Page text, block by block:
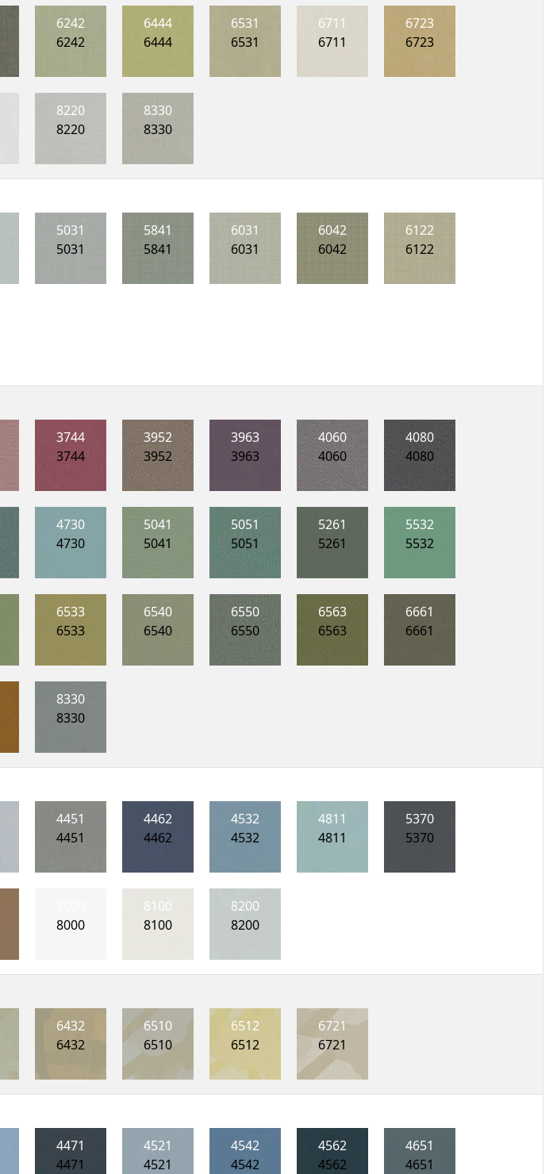
6242
6242
6444
6444
6531
6531
6711
6711
6723
6723
8220
8220
8330
8330
5031
5031
5841
5841
6031
6031
6042
6042
6122
6122
3744
3744
3952
3952
3963
3963
4060
4060
4080
4080
4730
4730
5041
5041
5051
5051
5261
5261
5532
5532
6533
6533
6540
6540
6550
6550
6563
6563
6661
6661
8330
8330
4451
4451
4462
4462
4532
4532
4811
4811
5370
5370
8000
8100
8100
8200
8200
6432
6432
6510
6510
6512
6512
6721
6721
4471
4471
4521
4521
4542
4542
4562
4562
4651
4651